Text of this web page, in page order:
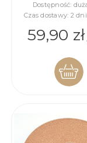
Dostępność:
Czas dostawy: 2
59,90 zł
KOSZYKA